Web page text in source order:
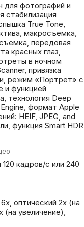
для фотографий и
стабилизация
True Tone,
макросъемка,
передовая
красных глаз,
в ночном
привязка
режим «Портрет» с
и функцией
технология Deep
формат Apple
HEIF, JPEG, and
функция Smart HDR
кадров/ с или 240
оптический 2x (на
(на увеличение),